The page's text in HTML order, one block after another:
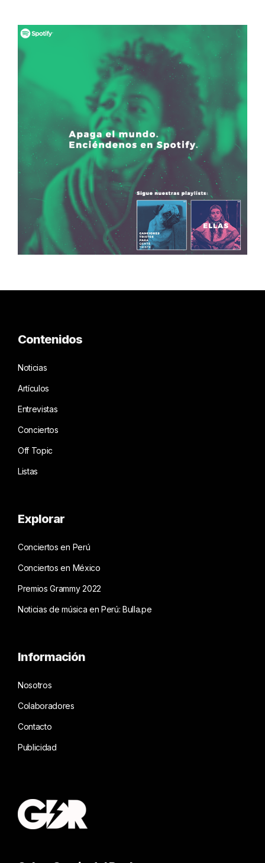
Contenidos
Noticias
Artículos
Entrevistas
Conciertos
Off Topic
Listas
Explorar
Conciertos en Perú
Conciertos en México
Premios Grammy 2022
Noticias de música en Perú: Bulla.pe
Información
Nosotros
Colaboradores
Contacto
Publicidad